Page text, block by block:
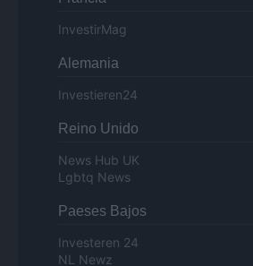
InvestirMag
Alemania
Investieren24
Reino Unido
News Hub UK
Lgbtq News
Paeses Bajos
Investeren 24
NL Newz